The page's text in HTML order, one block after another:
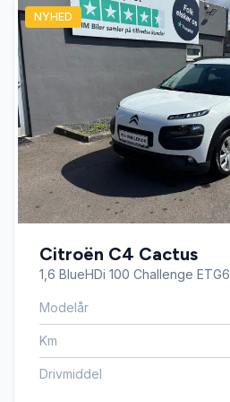
Automatisk lys
Automatisk nødbremse
AUX tilslutning
Bakkamera
Bluetooth
Digitalt cockpit
Dual zone klimaanlæg
NYHED
Citroën C4 Cactus
1,6 BlueHDi 100 Challenge ETG6
Modelår
Km
Drivmiddel